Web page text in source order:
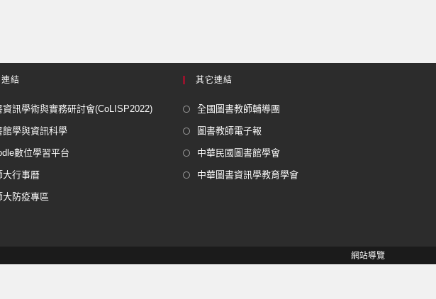
結
資訊學術與實務研討會(CoLISP2022)
館學與資訊科學
數位學習平台
大行事曆
大防疫專區
其它連結
全國圖書教師輔導團
圖書教師電子報
中華民國圖書館學會
中華圖書資訊學教育學會
網站導覽